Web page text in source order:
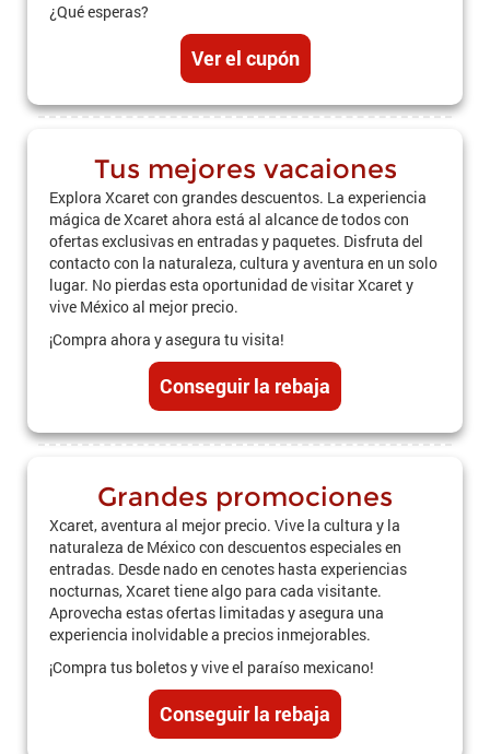
¿Qué esperas?
Ver el cupón
Tus mejores vacaiones
Explora Xcaret con grandes descuentos. La experiencia
mágica de Xcaret ahora está al alcance de todos con
ofertas exclusivas en entradas y paquetes. Disfruta del
contacto con la naturaleza, cultura y aventura en un solo
lugar. No pierdas esta oportunidad de visitar Xcaret y
vive México al mejor precio.
¡Compra ahora y asegura tu visita!
Conseguir la rebaja
Grandes promociones
Xcaret, aventura al mejor precio. Vive la cultura y la
naturaleza de México con descuentos especiales en
entradas. Desde nado en cenotes hasta experiencias
nocturnas, Xcaret tiene algo para cada visitante.
Aprovecha estas ofertas limitadas y asegura una
experiencia inolvidable a precios inmejorables.
¡Compra tus boletos y vive el paraíso mexicano!
Conseguir la rebaja